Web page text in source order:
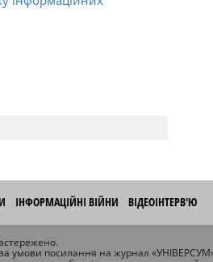
ІНФОРМАЦІЙНІ ВІЙНИ ВІДЕОІНТЕРВ'Ю
умови посилання на журнал